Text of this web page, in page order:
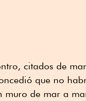
citados de
que no
muro de mar a